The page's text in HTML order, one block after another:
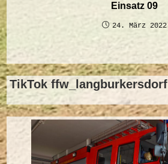
Einsatz 09
24. März 2022
TikTok ffw_langburkersdorf